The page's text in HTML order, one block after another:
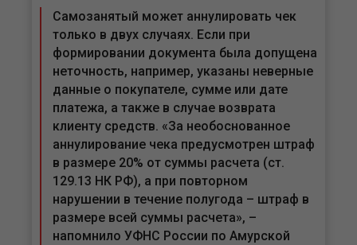
Самозанятый может аннулировать чек
только в двух случаях. Если при
формировании документа была допущена
неточность, например, указаны неверные
данные о покупателе, сумме или дате
платежа, а также в случае возврата
клиенту средств. «За необоснованное
аннулирование чека предусмотрен штраф
в размере 20% от суммы расчета (ст.
129.13 НК РФ), а при повторном
нарушении в течение полугода – штраф в
размере всей суммы расчета», –
напомнило УФНС России по Амурской